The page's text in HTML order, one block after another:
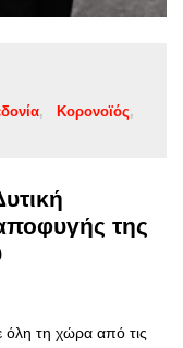
Κορονοϊός
της
όλη τη χώρα από τις